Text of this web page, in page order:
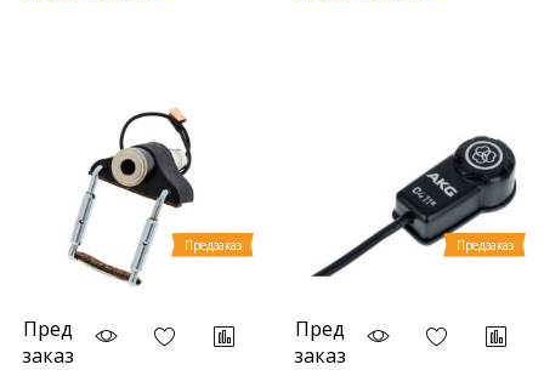
Предзаказ
Пред
заказ
Предзаказ
Пред
заказ